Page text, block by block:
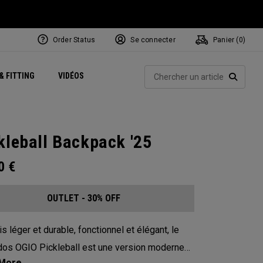
FITTING VIDÉOSExclusive Mavrik Complete Sets
Exclusivités - Balles de Golf
Juillet NEW Headwear
Women's Golf Balls
Exclusivités - Accessoires
Régionaux
Order Status Se connecter Panier ( 0)
Backpack '25
€
OUTLET - 30% OFF
léger et durable, fonctionnel et élégant, le
OGIO Pickleball est une version moderne